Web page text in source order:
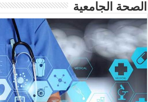
الصحة الجامعية